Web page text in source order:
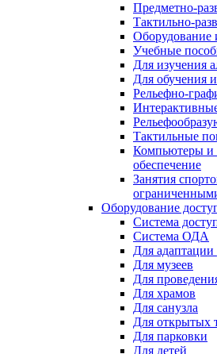
Предметно-
Тактильно-
Оборудование
Учебные
Для изучения
Для обучения
Рельефно-
Тактильные
Компьютеры и
обеспечение
Занятия
Оборудование
Система
Система ОДА
Для адаптации
Для музеев
Для
Для храмов
Для санузла
Для открытых
Для парковки
Для детей